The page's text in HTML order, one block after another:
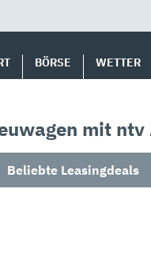
BÖRSE WETTER
mit
Beliebte Leasingdeals